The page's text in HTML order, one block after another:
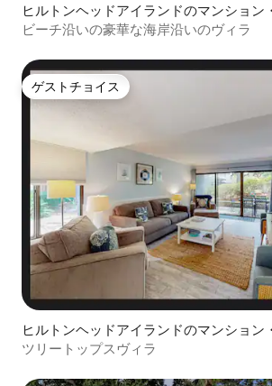
ヒルトンヘッドアイランドのマンション
ト
ビーチ沿いの豪華な海岸沿いのヴィラ
ゲストチョイス
ゲストチョイス
ヒルトンヘッドアイランドのマンション
ート
ツリートップスヴィラ